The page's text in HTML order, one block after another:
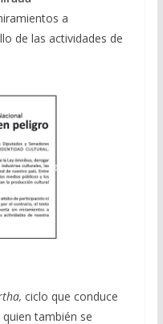
a
de las actividades de
ciclo que conduce
también se